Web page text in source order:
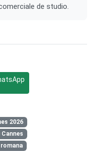
de studio.
2026